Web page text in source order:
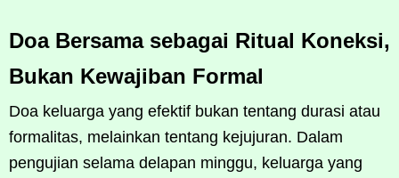
Doa Bersama sebagai Ritual Koneksi,
Bukan Kewajiban Formal
Doa keluarga yang efektif bukan tentang durasi atau
formalitas, melainkan tentang kejujuran. Dalam
pengujian selama delapan minggu, keluarga yang